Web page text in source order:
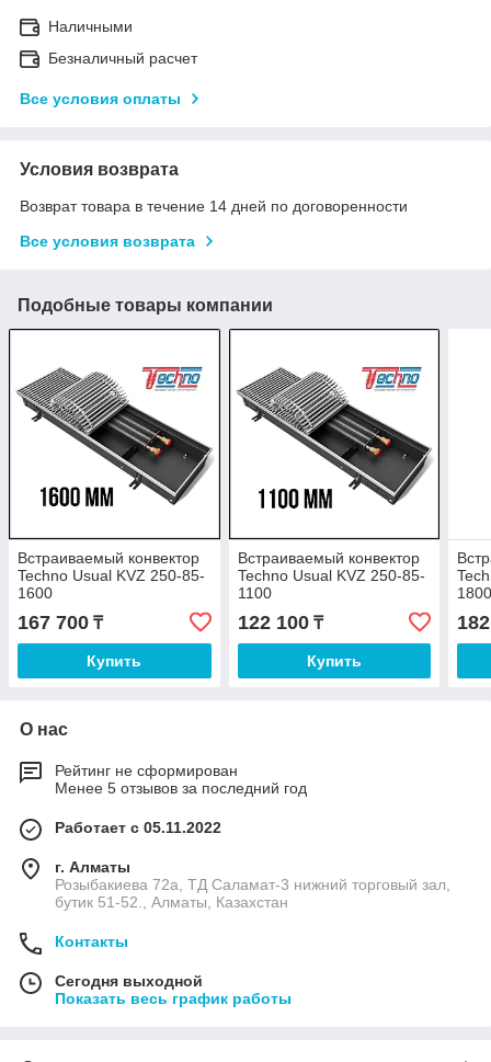
Наличными
Безналичный расчет
Все условия оплаты
Условия возврата
Возврат товара в течение 14 дней по договоренности
Все условия возврата
Подобные товары компании
Встраиваемый конвектор
Techno Usual KVZ 250-85-
1600
167 700 ₸
Купить
Встраиваемый конвектор
Techno Usual KVZ 250-85-
1100
122 100₸
Купить
О нас
Рейтинг не сформирован
Менее 5 отзывов за последний год
Работает с 05.11.2022
г. Алматы
Розыбакиева 72а, ТД Саламат-3 нижний торговый зал,
бутик 51-52., Алматы, Казахстан
Контакты
Сегодня выходной
Показать весь график работы